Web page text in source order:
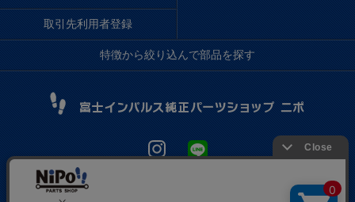
取引先利用者登録
特徴から絞り込んで部品を探す